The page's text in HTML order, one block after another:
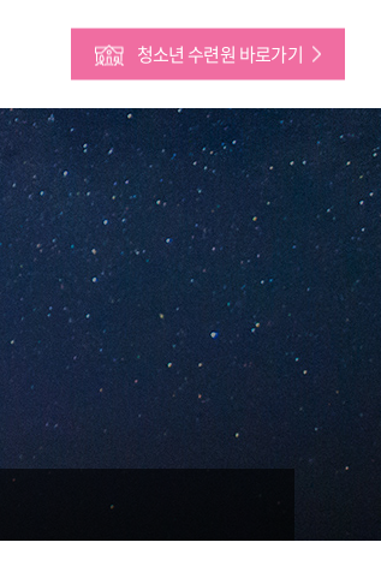
청소년 수련원 바로가기